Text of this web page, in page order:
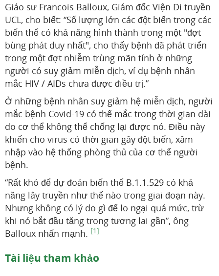
Giáo sư Francois Balloux, Giám đốc Viện Di truyền
UCL, cho biết: “Số lượng lớn các đột biến trong các
biến thể có khả năng hình thành trong một "đợt
bùng phát duy nhất", cho thấy bệnh đã phát triển
trong một đợt nhiễm trùng mãn tính ở những
người có suy giảm miễn dịch, ví dụ bệnh nhân
mắc HIV / AIDs chưa được điều trị.”
Ở những bệnh nhân suy giảm hệ miễn dịch, người
mắc bệnh Covid-19 có thể mắc trong thời gian dài
do cơ thể không thể chống lại được nó. Điều này
khiến cho virus có thời gian gây đột biến, xâm
nhập vào hệ thống phòng thủ của cơ thể người
bệnh.
“Rất khó để dự đoán biến thể B.1.1.529 có khả
năng lây truyền như thế nào trong giai đoạn này.
Nhưng không có lý do gì để lo ngại quá mức, trừ
khi nó bắt đầu tăng trong tương lai gần”, ông
Balloux nhấn mạnh. [1]
Tài liệu tham khảo